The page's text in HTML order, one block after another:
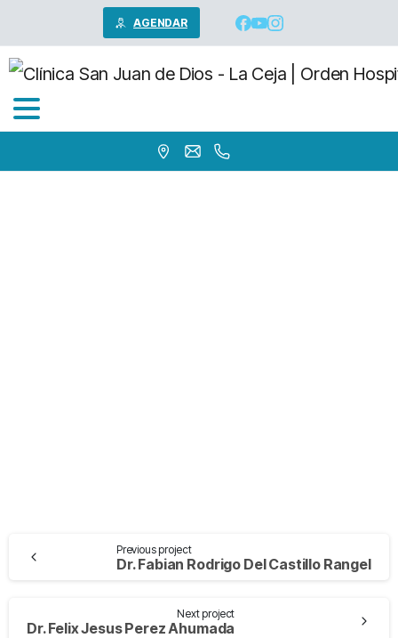
AGENDAR
Previous project
Dr. Fabian Rodrigo Del Castillo Rangel
Next project
Dr. Felix Jesus Perez Ahumada